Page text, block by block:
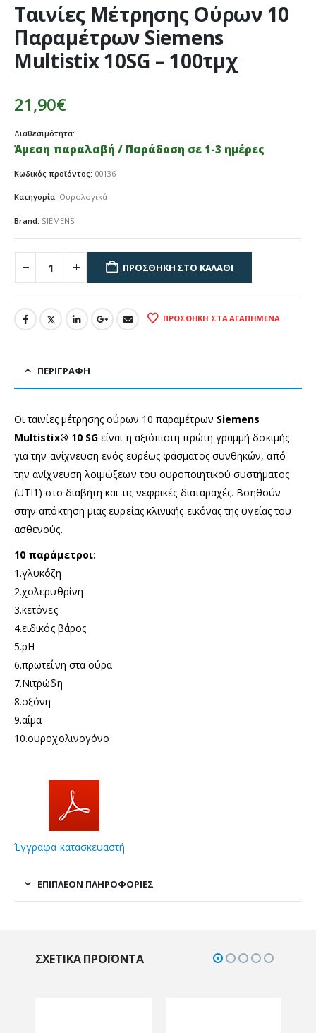
Ταινίες Μέτρησης Ούρων 10
Παραμέτρων Siemens
Multistix 10SG – 100τμχ
21,90€
Διαθεσιμότητα:
Άμεση παραλαβή / Παράδοση σε 1-3 ημέρες
Κωδικός προϊόντος: 00136
Κατηγορία: Ουρολογικά
Brand: SIEMENS
ΠΡΟΣΘΉΚΗ ΣΤΟ ΚΑΛΆΘΙ
ΠΡΟΣΘΉΚΗ ΣΤΑ ΑΓΑΠΗΜΈΝΑ
ΠΕΡΙΓΡΑΦΉ
Οι ταινίες μέτρησης ούρων 10 παραμέτρων Siemens
Multistix® 10 SGείναι η αξιόπιστη πρώτη γραμμή δοκιμής
για την ανίχνευση ενός ευρέως φάσματος συνθηκών, από
την ανίχνευση λοιμώξεων του ουροποιητικού συστήματος
(UTI1) στο διαβήτη και τις νεφρικές διαταραχές. Βοηθούν
στην απόκτηση μιας ευρείας κλινικής εικόνας της υγείας του
ασθενούς.
10 παράμετροι:
1.γλυκόζη
2.χολερυθρίνη
3.κετόνες
4.ειδικός βάρος
5.pH
6.πρωτεΐνη στα ούρα
7.Νιτρώδη
8.οξόνη
9.αίμα
10.ουροχολινογόνο
Έγγραφα κατασκευαστή
ΕΠΙΠΛΈΟΝ ΠΛΗΡΟΦΟΡΊΕΣ
ΣΧΕΤΙΚΆ ΠΡΟΪΌΝΤΑ